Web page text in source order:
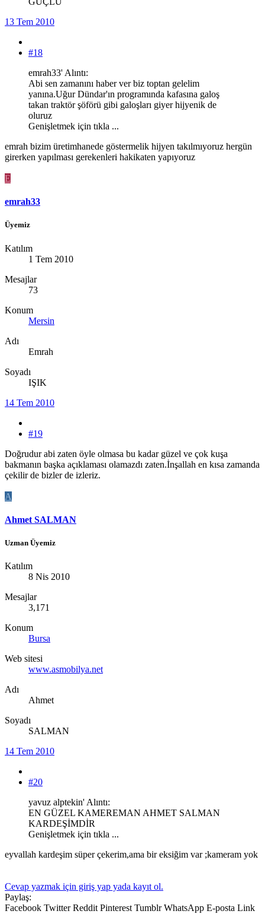
13 Tem 2010
#18
emrah33' Alıntı:
Abi sen zamanını haber ver biz toptan gelelim
yanına.Uğur Dündar'ın programında kafasına galoş
takan traktör şöförü gibi galoşları giyer hijyenik de
oluruz
Genişletmek için tıkla ...
emrah bizim üretimhanede göstermelik hijyen takılmıyoruz hergün
girerken yapılması gerekenleri hakikaten yapıyoruz
E
emrah33
Üyemiz
Katılım
1 Tem 2010
Mesajlar
73
Konum
Mersin
Adı
Emrah
Soyadı
IŞIK
14 Tem 2010
#19
Doğrudur abi zaten öyle olmasa bu kadar güzel ve çok kuşa
bakmanın başka açıklaması olamazdı zaten.İnşallah en kısa zamanda
çekilir de bizler de izleriz.
A
Ahmet SALMAN
Uzman Üyemiz
Katılım
8 Nis 2010
Mesajlar
3,171
Konum
Bursa
Web sitesi
www.asmobilya.net
Adı
Ahmet
Soyadı
SALMAN
14 Tem 2010
#20
yavuz alptekin' Alıntı:
EN GÜZEL KAMEREMAN AHMET SALMAN
KARDEŞİMDİR
Genişletmek için tıkla ...
eyvallah kardeşim süper çekerim,ama bir eksiğim var ;kameram yok
Cevap yazmak için giriş yap yada kayıt ol.
Paylaş:
Facebook Twitter Reddit Pinterest Tumblr WhatsApp E-posta Link